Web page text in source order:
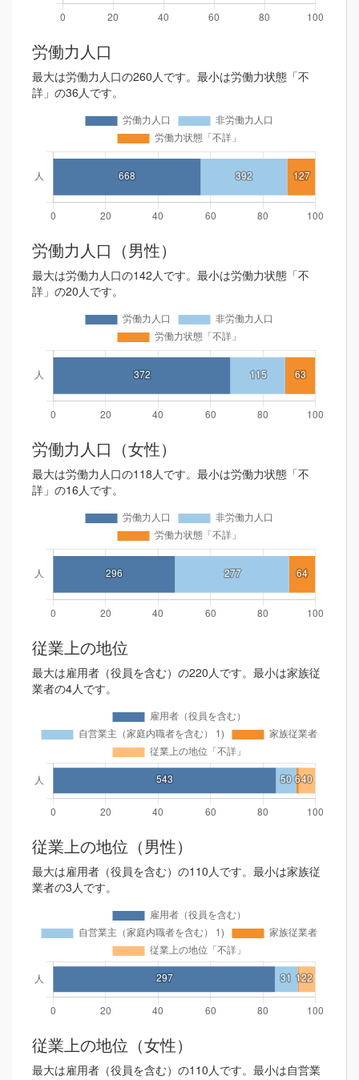
労働力人口
最大は労働力人口の260人です。最小は労働力状態「不
詳」の36人です。
労働力人口（男性）
最大は労働力人口の142人です。最小は労働力状態「不
詳」の20人です。
労働力人口（女性）
最大は労働力人口の118人です。最小は労働力状態「不
詳」の16人です。
従業上の地位
最大は雇用者（役員を含む）の220人です。最小は家族従
業者の4人です。
従業上の地位（男性）
最大は雇用者（役員を含む）の110人です。最小は家族従
業者の3人です。
従業上の地位（女性）
最大は雇用者（役員を含む）の110人です。最小は自営業